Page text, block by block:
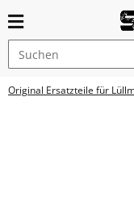
Original Ersatzteile für